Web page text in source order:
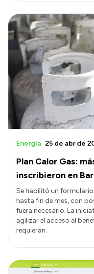
Plan Calor Gas:
inscribieron en
Energía 25 de abr de
Se habilitó un
hasta fin de mes, con
fuera necesario. La
agilizar el acceso al
requieran.